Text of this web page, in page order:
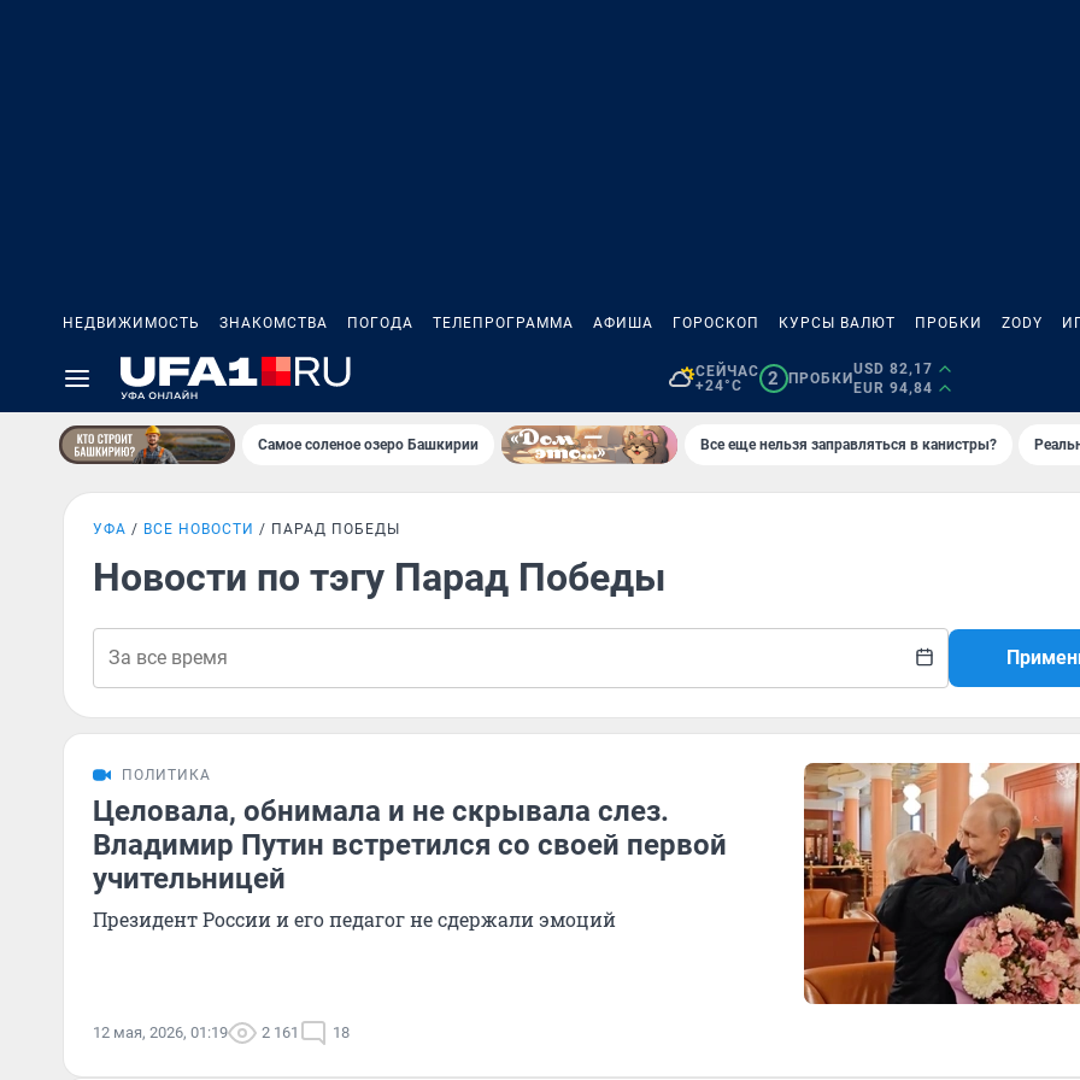
НЕДВИЖИМОСТЬ ЗНАКОМСТВА ПОГОДА ТЕЛЕПРОГРАММА АФИША ГОРОСКОП КУРСЫ ВАЛЮТ ПРОБКИ ZODY
СЕЙЧАС
+24°C
2 ПРОБКИ
USD 82,17
EUR 94,84
Самое соленое озеро Башкирии Все еще нельзя заправляться в канистры?
УФА ВСЕ НОВОСТИ ПАРАД ПОБЕДЫ
Новости по тэгу Парад Победы
ПОЛИТИКА
Целовала, обнимала и не скрывала слез.
Владимир Путин встретился со своей первой
учительницей
Президент России и его педагог не сдержали эмоций
12 мая, 2026, 01:19 2 161 18